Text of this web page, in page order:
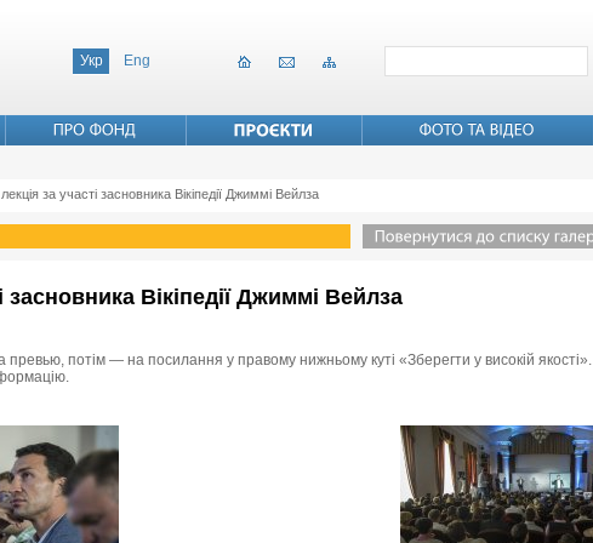
Укр Eng
за участі засновника Вікіпедії Джиммі Вейлза
засновника Вікіпедії Джиммі Вейлза
превью, потім — на посилання у правому нижньому куті «Зберегти у високій якості».